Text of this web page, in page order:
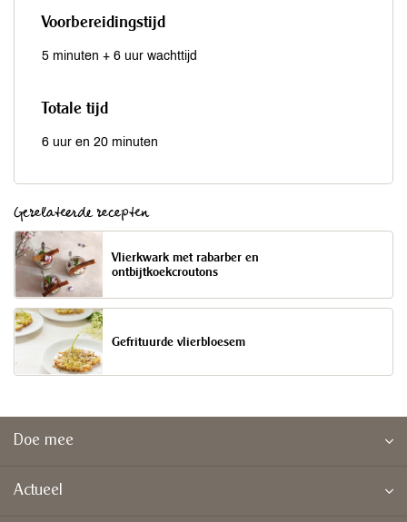
Voorbereidingstijd
5 minuten + 6 uur wachttijd
Totale tijd
6 uur en 20 minuten
Gerelateerde recepten
Vlierkwark met rabarber en
ontbijtkoekcroutons
Gefrituurde vlierbloesem
Doe mee
Actueel